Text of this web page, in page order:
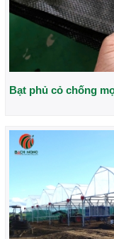
Bạt phủ cỏ chống